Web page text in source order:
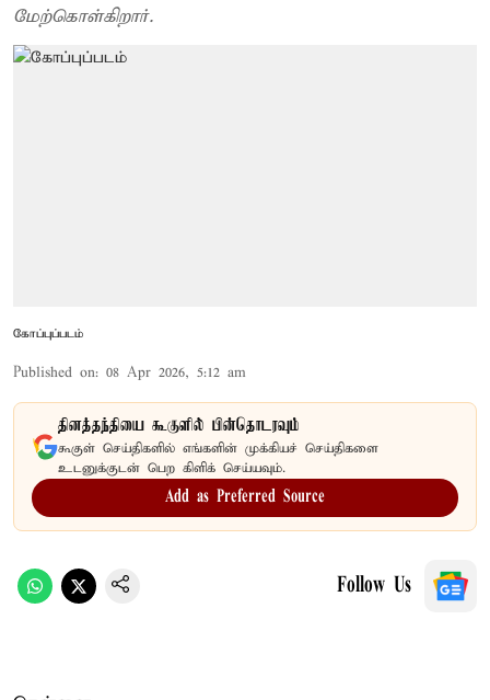
மேற்கொள்கிறார்.
கோப்புப்படம்
Published on: 08 Apr 2026, 5:12 am
தினத்தந்தியை கூகுளில் பின்தொடரவும்
கூகுள் செய்திகளில் எங்களின் முக்கியச் செய்திகளை
உடனுக்குடன் பெற கிளிக் செய்யவும்.
Add as Preferred Source
Follow Us